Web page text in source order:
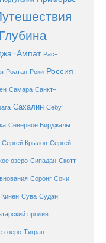
Ампат Рас-
Роатан Роки Россия
Самара Санкт-
Сахалин Себу
Северное Бирджалы
Сергей Крылов Сергей
озеро Сипадан Скотт
Соронг Сочи
Сува Судан
пролив
озеро Тигран